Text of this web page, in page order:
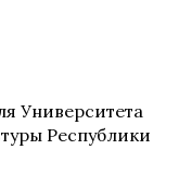
Университета
Республики